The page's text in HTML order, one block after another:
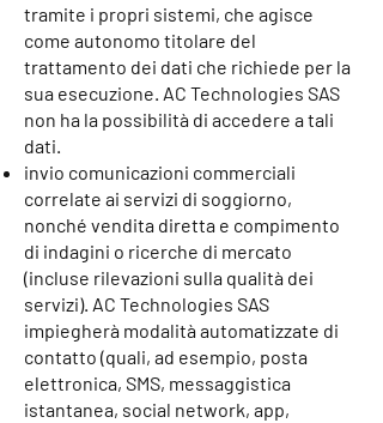
tramite i propri sistemi, che agisce
come autonomo titolare del
trattamento dei dati che richiede per la
sua esecuzione. AC Technologies SAS
non ha la possibilità di accedere a tali
dati.
invio comunicazioni commerciali
correlate ai servizi di soggiorno,
nonché vendita diretta e compimento
di indagini o ricerche di mercato
(incluse rilevazioni sulla qualità dei
servizi). AC Technologies SAS
impiegherà modalità automatizzate di
contatto (quali, ad esempio, posta
elettronica, SMS, messaggistica
istantanea, social network, app,